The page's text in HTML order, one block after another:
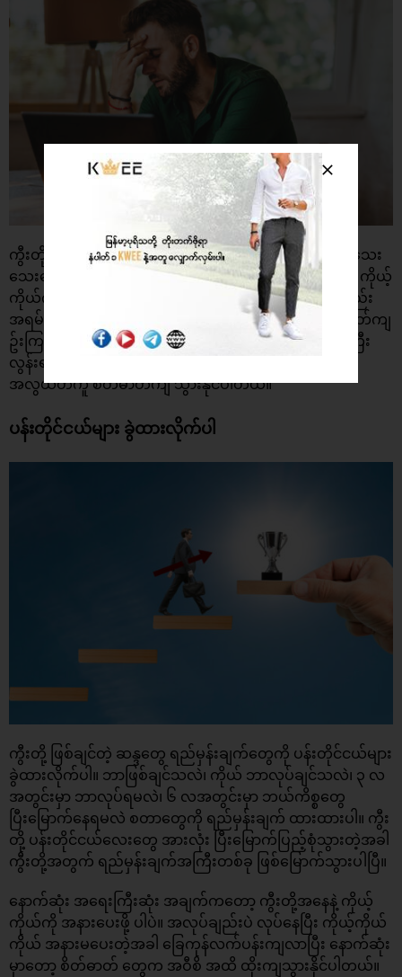
ကွီးတို့ အောင်မြင်အောင် ပြုလုပ်လိုက်တဲ့ ကိစ္စရပ်တစ်ခုက သေး
သေးလေးပဲ ဖြစ်နေပါစေ ကိုယ့်ကိုယ်ကိုယ် ချီးမွမ်းလိုက်ပါ။ ကိုယ့်
ကိုယ်ကိုယ် အရမ်းကြီး ဖိအား မပေးပါနဲ့။ မျှော်လင့်ချက်လည်း
အရမ်းကြီး မထားပါနဲ့။ ကိုယ့်ကိုယ်ကို ဖိအား ပေးလွန်းတဲ့ စိတ်ကျ
ဥ်းကြပ်လာပြီး စိတ်ညစ်ရလာပါလိမ့်မယ်။ မျှော်လင့်ချက် ကြီး
လွန်းရင်လည်း မျှော်လင့်ထားသမျှ မဖြစ်လာတဲ့အခါ
အလွယ်တကူ စိတ်ဓာတ်ကျ သွားနိုင်ပါတယ်။
ပန်းတိုင်ငယ်များ ခွဲထားလိုက်ပါ
ကွီးတို့ ဖြစ်ချင်တဲ့ ဆန္ဒတွေ ရည်မှန်းချက်တွေကို ပန်းတိုင်ငယ်များ
ခွဲထားလိုက်ပါ။ ဘာဖြစ်ချင်သလဲ၊ ကိုယ် ဘာလုပ်ချင်သလဲ၊ ၃ လ
အတွင်းမှာ ဘာလုပ်ရမလဲ၊ ၆ လအတွင်းမှာ ဘယ်ကိစ္စတွေ
ပြီးမြောက်နေရမလဲ စတာတွေကို ရည်မှန်းချက် ထားထားပါ။ ကွီး
တို့ ပန်းတိုင်ငယ်လေးတွေ အားလုံး ပြီးမြောက်ပြည့်စုံသွားတဲ့အခါ
ကွီးတို့အတွက် ရည်မှန်းချက်အကြီးတစ်ခု ဖြစ်မြောက်သွားပါပြီ။
နောက်ဆုံး အရေးကြီးဆုံး အချက်ကတော့ ကွီးတို့အနေနဲ့ ကိုယ့်
ကိုယ်ကို အနားပေးဖို့ ပါပဲ။ အလုပ်ချည်းပဲ လုပ်နေပြီး ကိုယ့်ကိုယ်
ကိုယ် အနားမပေးတဲ့အခါ ခြေကုန်လက်ပန်းကျလာပြီး နောက်ဆုံး
မှာတော့ စိတ်ဓာတ် တွေက အဝီစိ အထိ ထိုးကျသွားနိုင်ပါတယ်။